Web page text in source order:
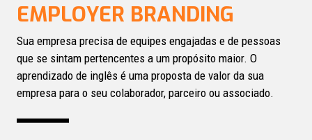
EMPLOYER BRANDING
Sua empresa precisa de equipes engajadas e de pessoas
que se sintam pertencentes a um propósito maior. O
aprendizado de inglês é uma proposta de valor da sua
empresa para o seu colaborador, parceiro ou associado.